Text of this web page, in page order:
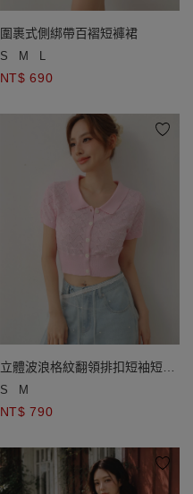
圍裹式側綁帶百褶短褲裙
S M L
NT$ 690
立體波浪格紋翻領排扣短袖短版
開襟針織衫
S M
NT$ 790